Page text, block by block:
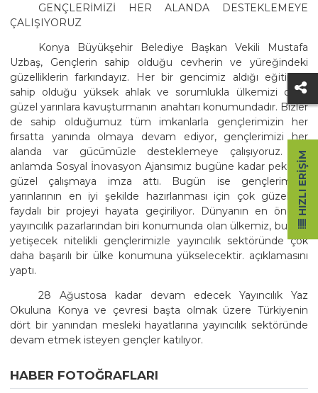
GENÇLERİMİZİ HER ALANDA DESTEKLEMEYE
ÇALIŞIYORUZ
Konya Büyükşehir Belediye Başkan Vekili Mustafa
Uzbaş, Gençlerin sahip olduğu cevherin ve yüreğindeki
güzelliklerin farkındayız. Her bir gencimiz aldığı eğitimle,
sahip olduğu yüksek ahlak ve sorumlukla ülkemizi daha
güzel yarınlara kavuşturmanın anahtarı konumundadır. Bizler
de sahip olduğumuz tüm imkanlarla gençlerimizin her
fırsatta yanında olmaya devam ediyor, gençlerimizi her
alanda var gücümüzle desteklemeye çalışıyoruz. Bu
anlamda Sosyal İnovasyon Ajansımız bugüne kadar pek çok
güzel çalışmaya imza attı. Bugün ise gençlerimizin
yarınlarının en iyi şekilde hazırlanması için çok güzel ve
faydalı bir projeyi hayata geçiriliyor. Dünyanın en önemli
yayıncılık pazarlarından biri konumunda olan ülkemiz, burada
yetişecek nitelikli gençlerimizle yayıncılık sektöründe çok
daha başarılı bir ülke konumuna yükselecektir. açıklamasını
yaptı.
28 Ağustosa kadar devam edecek Yayıncılık Yaz
Okuluna Konya ve çevresi başta olmak üzere Türkiyenin
dört bir yanından mesleki hayatlarına yayıncılık sektöründe
devam etmek isteyen gençler katılıyor.
HABER FOTOĞRAFLARI
HIZLI ERIŞIM